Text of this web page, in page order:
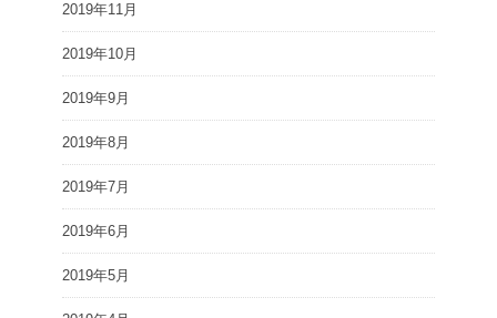
2019年11月
2019年10月
2019年9月
2019年8月
2019年7月
2019年6月
2019年5月